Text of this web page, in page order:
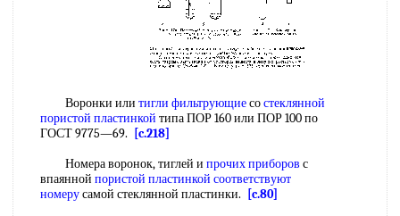
Воронки или тигли фильтрующиесостеклянной
пористой пластинкой типа ПОР 160 или ПОР 100 по
ГОСТ 9775—69.
[c.218]
Номера воронок, тиглей и прочих приборов с
впаянной пористой пластинкой соответствуют
номерусамой стеклянной пластинки.
[c.80]